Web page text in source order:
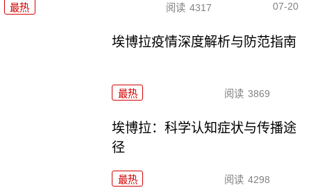
最热 阅读 4317 07-20
埃博拉疫情深度解析与防范指南
最热 阅读 3869
埃博拉：科学认知症状与传播途
径
最热 阅读 4298